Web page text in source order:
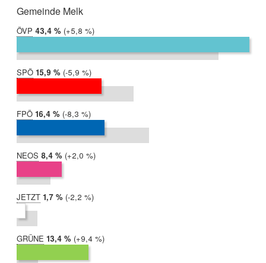
hier:
Gemeinde Melk
ÖVP 2019:
43,4 %
2017:
37,6 %
Differenz:
+5,8 %
SPÖ 2019:
15,9 %
2017:
21,8 %
Differenz:
-5,9 %
FPÖ 2019:
16,4 %
2017:
24,7 %
Differenz:
-8,3 %
NEOS 2019:
8,4 %
2017:
6,3 %
Differenz:
+2,0 %
JETZT 2019:
1,7 %
2017:
3,9 %
Differenz:
-2,2 %
GRÜNE 2019:
13,4 %
2017:
4,0 %
Differenz:
+9,4 %